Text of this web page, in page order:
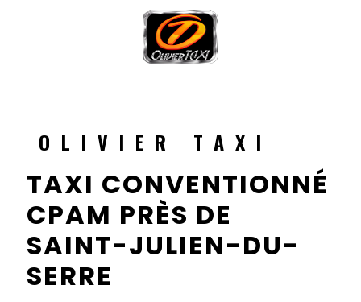
OLIVIER TAXI
TAXI CONVENTIONNÉ
CPAM PRÈS DE
SAINT-JULIEN-DU-
SERRE